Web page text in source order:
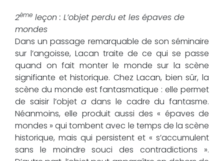
2ème leçon : L’objet perdu et les épaves de
mondes
Dans un passage remarquable de son séminaire
sur l’angoisse, Lacan traite de ce qui se passe
quand on fait monter le monde sur la scène
signifiante et historique. Chez Lacan, bien sûr, la
scène du monde est fantasmatique : elle permet
de saisir l’objeta dans le cadre du fantasme.
Néanmoins, elle produit aussi des « épaves de
mondes » qui tombent avec le temps de la scène
historique, mais qui persistent et « s’accumulent
sans le moindre souci des contradictions ».